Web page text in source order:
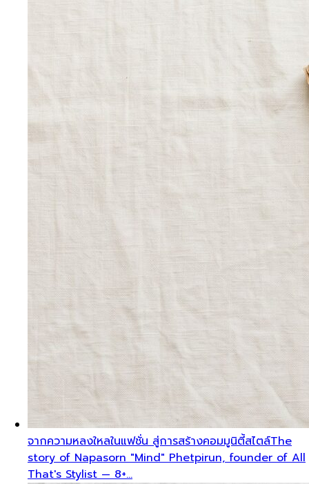
จากความหลงใหลในแฟชั่น สู่การสร้างคอมมูนิตี้สไตล์The
story of Napasorn "Mind" Phetpirun, founder of All
That's Stylist — 8+…